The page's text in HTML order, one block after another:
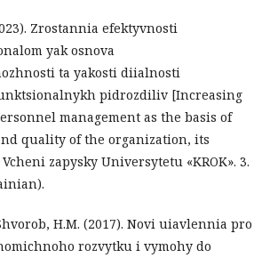
Zrostannia efektyvnosti
yak osnova
ta yakosti diialnosti
pidrozdiliv [Increasing
management as the basis of
quality of the organization, its
zapysky Universytetu «KROK». 3.
H.M. (2017). Novi uiavlennia pro
rozvytku i vymohy do